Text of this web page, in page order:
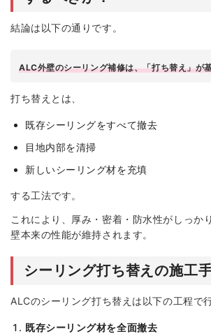
結論は以下の通りです。
ALC外壁のシーリング補修は、「打ち替え」が
打ち替えとは、
既存シーリングをすべて撤去
目地内部を清掃
新しいシーリング材を充填
する工法です。
これにより、厚み・密着・防水性がしっか
壁本来の性能が維持されます。
シーリング打ち替えの施工
ALCのシーリング打ち替えは以下の工程で
既存シーリング材を全面撤去